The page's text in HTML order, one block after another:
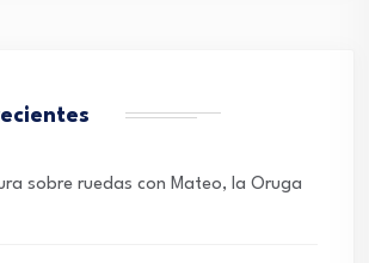
sobre ruedas con Mateo, la Oruga